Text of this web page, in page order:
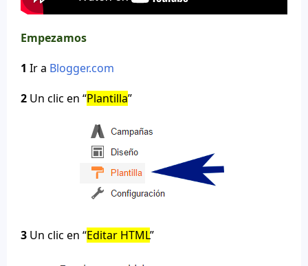
Empezamos
1 Ir a Blogger.com
2 Un clic en “Plantilla”
3 Un clic en “Editar HTML”